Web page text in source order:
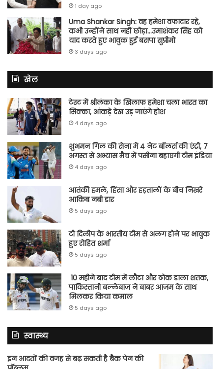
1 day ago
Uma Shankar Singh: वह हमेशा वफादार रहे,
कभी उन्होंने साथ नहीं छोड़ा…उमाशंकर सिंह को
याद करते हुए भावुक हुईं बसपा सुप्रीमो
3 days ago
खेल
टेस्ट में श्रीलंका के खिलाफ हमेशा चला भारत का
सिक्का, आंकड़े देख उड़ जाएंगे होश
4 days ago
शुभमन गिल की सेना में 4 नेट बॉलर्स की एंट्री, 7
अगस्त से अभ्यास मैच में पसीना बहाएगी टीम इंडिया
4 days ago
आतंकी हमले, हिंसा और हड़तालों के बीच निखरे
आकिब नबी डार
5 days ago
टी दिलीप के भारतीय टीम से अलग होने पर भावुक
हुए रोहित शर्मा
5 days ago
10 महीने बाद टीम में लौटा और ठोक डाला शतक,
पाकिस्तानी बल्लेबाज ने बाबर आजम के साथ
मिलकर किया कमाल
5 days ago
स्वास्थ्य
इन आदतों की वजह से बढ़ सकती है बैक पेन की